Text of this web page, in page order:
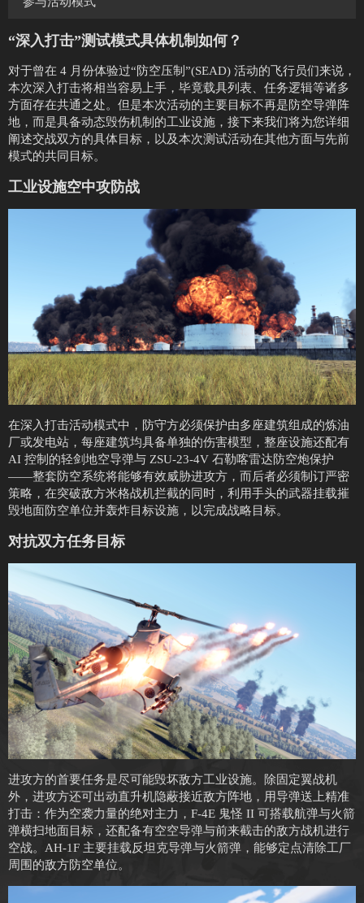
“深入打击”测试模式具体机制如何？
对于曾在 4 月份体验过“防空压制”(SEAD) 活动的飞行员们来说，
本次深入打击将相当容易上手，毕竟载具列表、任务逻辑等诸多
方面存在共通之处。但是本次活动的主要目标不再是防空导弹阵
地，而是具备动态毁伤机制的工业设施，接下来我们将为您详细
阐述交战双方的具体目标，以及本次测试活动在其他方面与先前
模式的共同目标。
工业设施空中攻防战
在深入打击活动模式中，防守方必须保护由多座建筑组成的炼油
厂或发电站，每座建筑均具备单独的伤害模型，整座设施还配有
AI 控制的轻剑地空导弹与 ZSU-23-4V 石勒喀雷达防空炮保护
——整套防空系统将能够有效威胁进攻方，而后者必须制订严密
策略，在突破敌方米格战机拦截的同时，利用手头的武器挂载摧
毁地面防空单位并轰炸目标设施，以完成战略目标。
对抗双方任务目标
进攻方的首要任务是尽可能毁坏敌方工业设施。除固定翼战机
外，进攻方还可出动直升机隐蔽接近敌方阵地，用导弹送上精准
打击：作为空袭力量的绝对主力，F-4E 鬼怪 II 可搭载航弹与火箭
弹横扫地面目标，还配备有空空导弹与前来截击的敌方战机进行
空战。AH-1F 主要挂载反坦克导弹与火箭弹，能够定点清除工厂
周围的敌方防空单位。